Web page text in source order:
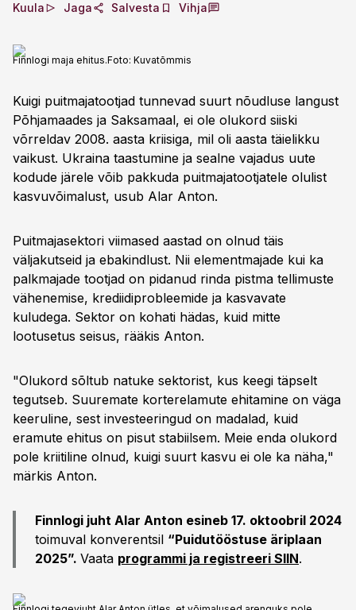
Kuula Jaga Salvesta Vihja
Finnlogi maja ehitus.Foto: Kuvatõmmis
Kuigi puitmajatootjad tunnevad suurt nõudluse langust
Põhjamaades ja Saksamaal, ei ole olukord siiski
võrreldav 2008. aasta kriisiga, mil oli aasta täielikku
vaikust. Ukraina taastumine ja sealne vajadus uute
kodude järele võib pakkuda puitmajatootjatele olulist
kasvuvõimalust, usub Alar Anton.
Puitmajasektori viimased aastad on olnud täis
väljakutseid ja ebakindlust. Nii elementmajade kui ka
palkmajade tootjad on pidanud rinda pistma tellimuste
vähenemise, krediidiprobleemide ja kasvavate
kuludega. Sektor on kohati hädas, kuid mitte
lootusetus seisus, rääkis Anton.
"Olukord sõltub natuke sektorist, kus keegi täpselt
tegutseb. Suuremate korterelamute ehitamine on väga
keeruline, sest investeeringud on madalad, kuid
eramute ehitus on pisut stabiilsem. Meie enda olukord
pole kriitiline olnud, kuigi suurt kasvu ei ole ka näha,"
märkis Anton.
Finnlogi juht Alar Anton esineb 17. oktoobril 2024
toimuval konverentsil “Puidutööstuse äriplaan
2025”. Vaata programmi ja registreeri SIIN.